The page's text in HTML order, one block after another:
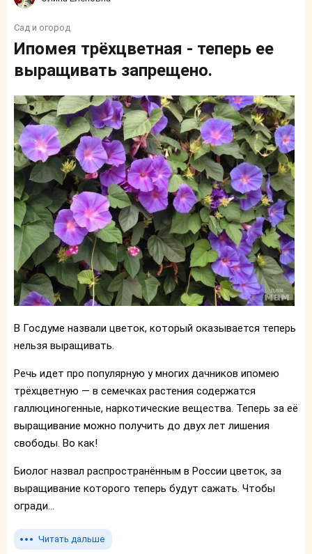
Сад и огород
Ипомея трёхцветная - теперь ее
выращивать запрещено.
В Госдуме назвали цветок, который оказывается теперь
нельзя выращивать.
Речь идет про популярную у многих дачников ипомею
трёхцветную — в семечках растения содержатся
галлюциногенные, наркотические вещества. Теперь за её
выращивание можно получить до двух лет лишения
свободы. Во как!
Биолог назвал распространённым в России цветок, за
выращивание которого теперь будут сажать. Чтобы
огради...
Читать дальше